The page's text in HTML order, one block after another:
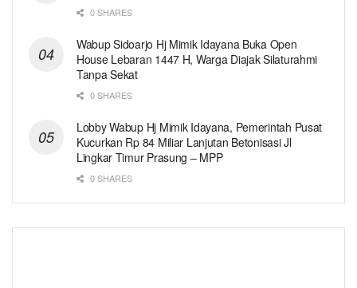
0 SHARES
Wabup Sidoarjo Hj Mimik Idayana Buka Open
House Lebaran 1447 H, Warga Diajak Silaturahmi
Tanpa Sekat
0 SHARES
Lobby Wabup Hj Mimik Idayana, Pemerintah Pusat
Kucurkan Rp 84 Miliar Lanjutan Betonisasi Jl
Lingkar Timur Prasung – MPP
0 SHARES